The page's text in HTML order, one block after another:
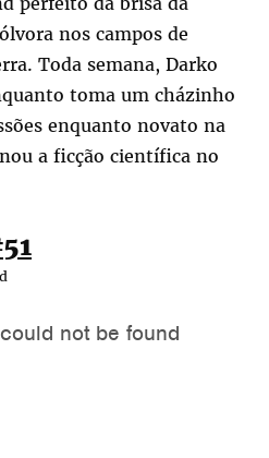
nos campos de
Toda semana, Darko
toma um cházinho
enquanto novato na
a ficção científica no